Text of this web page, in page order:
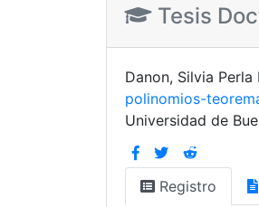
Tesis
Danon, Silvia Perla
polinomios-
Universidad de
Registro